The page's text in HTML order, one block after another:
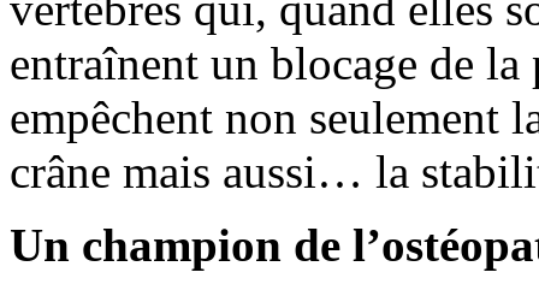
entraînent un blocage de
empêchent non seulement
crâne mais aussi… la
Un champion de